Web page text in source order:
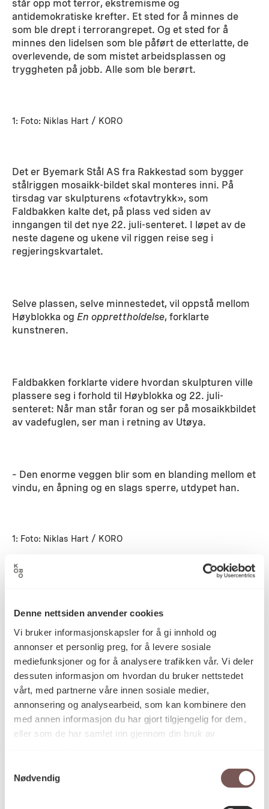
Denne nettsiden anvender cookies
Vi bruker informasjonskapsler for å gi innhold og
annonser et personlig preg, for å levere sosiale
mediefunksjoner og for å analysere trafikken vår. Vi deler
dessuten informasjon om hvordan du bruker nettstedet
vårt, med partnerne våre innen sosiale medier,
annonsering og analysearbeid, som kan kombinere den
med annen informasjon du har gjort tilgjengelig for dem,
eller som de har samlet inn gjennom din bruk av
Nødvendig
står opp mot terror, ekstremisme og
antidemokratiske krefter. Et sted for å minnes de
som ble drept i terrorangrepet. Og et sted for å
minnes den lidelsen som ble påført de etterlatte, de
overlevende, de som mistet arbeidsplassen og
tryggheten på jobb. Alle som ble berørt.
1: Foto: Niklas Hart / KORO
Det er Byemark Stål AS fra Rakkestad som bygger
stålriggen mosaikk-bildet skal monteres inni. På
tirsdag var skulpturens «fotavtrykk», som
Faldbakken kalte det, på plass ved siden av
inngangen til det nye 22. juli-senteret. I løpet av de
neste dagene og ukene vil riggen reise seg i
regjeringskvartalet.
Selve plassen, selve minnestedet, vil oppstå mellom
Høyblokka ogEn opprettholdelse, forklarte
kunstneren.
Faldbakken forklarte videre hvordan skulpturen ville
plassere seg i forhold til Høyblokka og 22. juli-
senteret: Når man står foran og ser på mosaikkbildet
av vadefuglen, ser man i retning av Utøya.
– Den enorme veggen blir som en blanding mellom et
vindu, en åpning og en slags sperre, utdypet han.
1: Foto: Niklas Hart / KORO
– Minnestedet og 22.juli-senteret hører sammen, slik
tvillinger ofte gjør – sårt forbundet av en felles
historie. Det ene taler gjennom kunstens språk, det
andre gjennom dokumentasjon og formidling. Begge
minner oss om at demokratiet aldri er ferdig. Det må
opprettholdes.
– Og nettopp det ordet rommer så mye. En